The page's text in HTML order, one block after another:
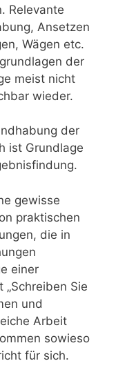
Relevante
Ansetzen
Wägen etc.
der
meist nicht
wieder.
der
ist Grundlage
gewisse
praktischen
die in
einer
Sie
und
Arbeit
sowieso
für sich.